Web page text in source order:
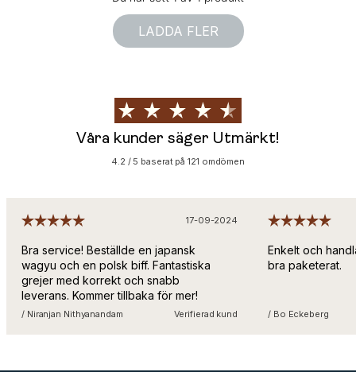
LADDA FLER
Våra kunder säger Utmärkt!
4.2 / 5 baserat på 121 omdömen
17-09-2024
Bra service! Beställde en japansk
wagyu och en polsk biff. Fantastiska
grejer med korrekt och snabb
leverans. Kommer tillbaka för mer!
/ Niranjan Nithyanandam Verifierad kund
Enkelt och
bra paketerat.
/ Bo Eckeberg